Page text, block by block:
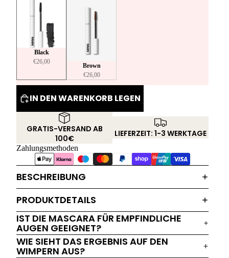
Black
€26,00
Brown
€26,00
IN DEN WARENKORB LEGEN
GRATIS-VERSAND AB
100€
LIEFERZEIT: 1-3 WERKTAGE
Zahlungsmethoden
BESCHREIBUNG
PRODUKTDETAILS
IST DIE MASCARA FÜR EMPFINDLICHE
AUGEN GEEIGNET?
WIE SIEHT DAS ERGEBNIS AUF DEN
WIMPERN AUS?